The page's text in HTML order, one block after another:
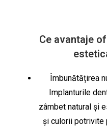
Ce avantaje
Îmbunătățirea
Implanturile
zâmbet natural și
și culorii potrivite